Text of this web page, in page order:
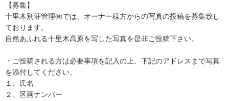
会社案内
オーナー専用ページ
【募集】
十里木別荘管理㈱では、オーナー様方からの写真の投稿を募集致し
ております。
自然あふれる十里木高原を写した写真を是非ご投稿下さい。
・ご投稿される方は必要事項を記入の上、下記のアドレスまで写真
を添付してください。
１、氏名
２、区画ナンバー